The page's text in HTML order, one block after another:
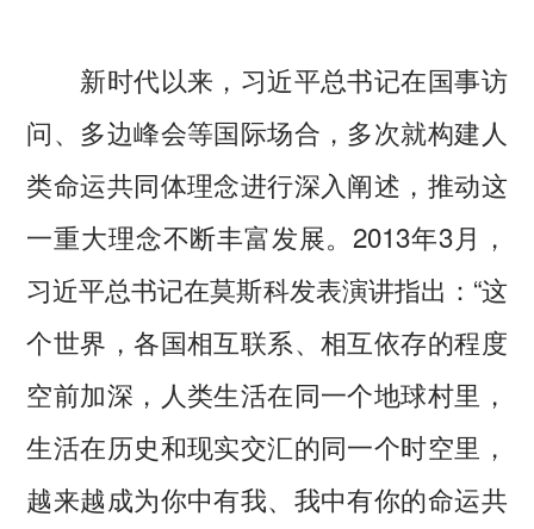
新时代以来，习近平总书记在国事访
问、多边峰会等国际场合，多次就构建人
类命运共同体理念进行深入阐述，推动这
一重大理念不断丰富发展。2013年3月，
习近平总书记在莫斯科发表演讲指出：“这
个世界，各国相互联系、相互依存的程度
空前加深，人类生活在同一个地球村里，
生活在历史和现实交汇的同一个时空里，
越来越成为你中有我、我中有你的命运共